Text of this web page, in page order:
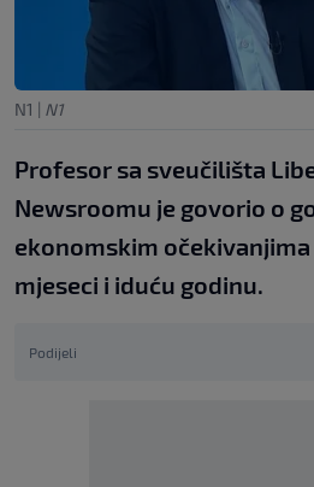
N1 | N1
Profesor sa sveučilišta
Newsroomu je govorio o
ekonomskim
mjeseci i iduću godinu.
Podijeli